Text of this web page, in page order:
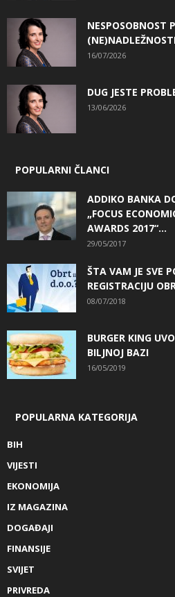
NESPOSOBNOST
16/07/2026
DUG JESTE
13/06/2026
POPULARNI ČLANCI
ADDIKO BANKA
„FOCUS
AWARDS 2017“...
29/05/2017
ŠTA VAM JE SVE
REGISTRACIJU
08/07/2018
BURGER KING
BILJNOJ BAZI
16/05/2019
POPULARNA KATEGORIJA
BIH
VIJESTI
EKONOMIJA
IZ MAGAZINA
DOGAĐAJI
FINANSIJE
SVIJET
PRIVREDA